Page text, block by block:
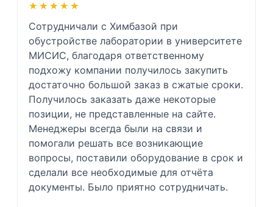
★★★★★
★★★★★
Сотрудничали с Химбазой при
обустройстве лаборатории в университете
МИСИС, благодаря ответственному
подхожу компании получилось закупить
достаточно большой заказ в сжатые сроки.
Получилось заказать даже некоторые
позиции, не представленные на сайте.
Менеджеры всегда были на связи и
помогали решать все возникающие
вопросы, поставили оборудование в срок и
сделали все необходимые для отчёта
документы. Было приятно сотрудничать.